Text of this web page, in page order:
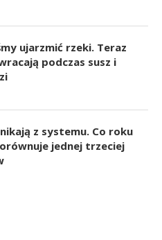
ujarzmić rzeki. Teraz
podczas susz i
z systemu. Co roku
jednej trzeciej